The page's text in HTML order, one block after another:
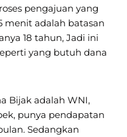
pengajuan yang
adalah batasan
18 tahun, Jadi ini
yang butuh dana
Bijak adalah WNI,
punya pendapatan
Sedangkan